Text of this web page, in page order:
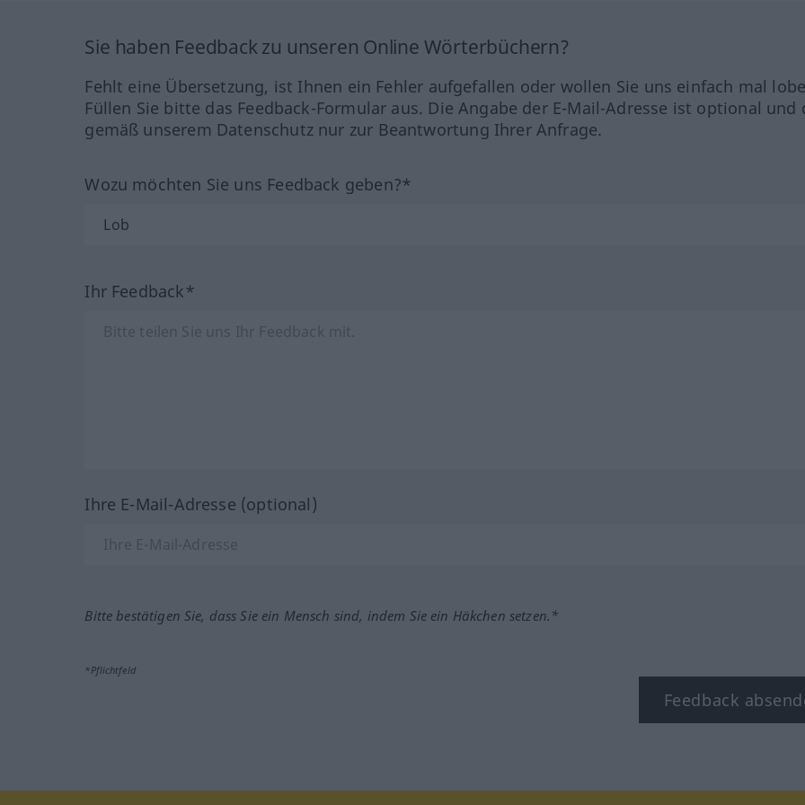
Sie haben Feedback zu unseren Online Wörterbüchern?
Fehlt eine Übersetzung, ist Ihnen ein Fehler aufgefallen oder wollen Sie uns einfach mal
Füllen Sie bitte das Feedback-Formular aus. Die Angabe der E-Mail-Adresse ist optional und
gemäß unserem Datenschutz nur zur Beantwortung Ihrer Anfrage.
Wozu möchten Sie uns Feedback geben?*
Ihr Feedback*
Ihre E-Mail-Adresse (optional)
Bitte bestätigen Sie, dass Sie ein Mensch sind, indem Sie ein Häkchen setzen.*
*Pflichtfeld
Feedback